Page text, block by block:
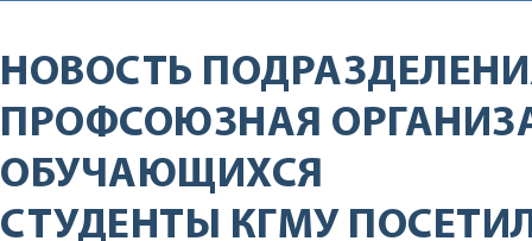
НОВОСТЬ
ПРОФСОЮЗНАЯ
ОБУЧАЮЩИХСЯ
СТУДЕНТЫ КГМУ